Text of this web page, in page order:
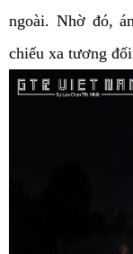
ngoài. Nhờ đó,
chiếu xa tương